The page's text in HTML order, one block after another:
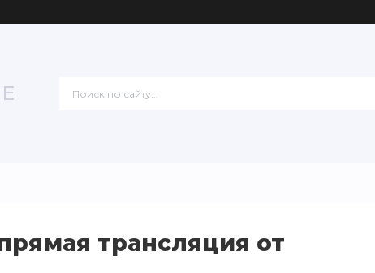
трансляция от